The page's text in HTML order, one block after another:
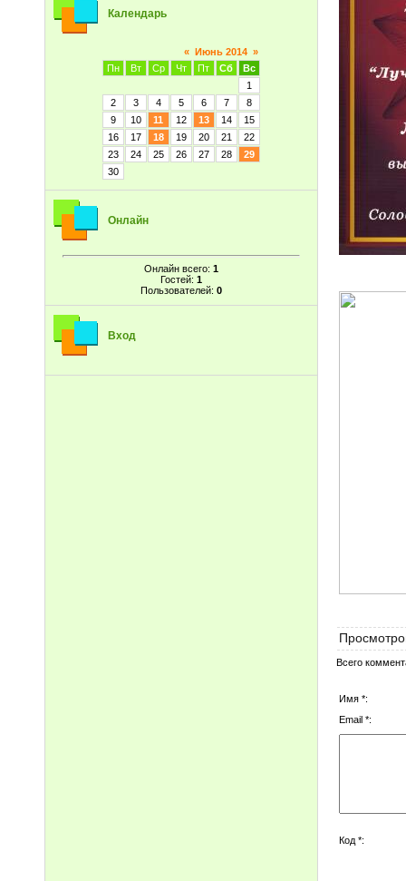
Календарь
« Июнь 2014 »
Пн
Вт Ср Чт Пт Сб
Вс
1
2
3 4 5 6 7
8
9
10 11 12 13 14
15
16
17 18 19 20 21
22
23
24 25 26 27 28
29
30
Онлайн
Онлайн всего: 1
Гостей: 1
Пользователей: 0
Вход
Всего
Имя *:
Email *:
Код *: